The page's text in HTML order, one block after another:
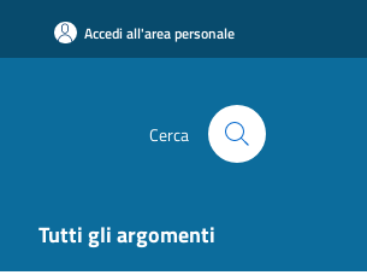
Accedi all'area personale
Cerca
Tutti gli argomenti